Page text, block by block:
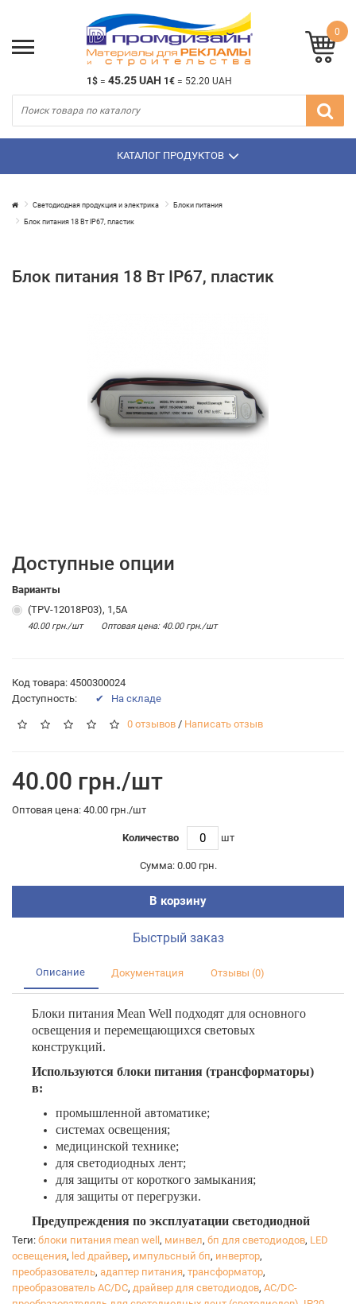
1$ = 45.25 UAH 1€ = 52.20 UAH
0
КАТАЛОГ ПРОДУКТОВ
Светодиодная продукция и электрика Блоки питания
Блок питания 18 Вт IP67, пластик
Блок питания 18 Вт IP67, пластик
Доступные опции
Варианты
(TPV-12018P03), 1,5A
40.00 грн./шт Оптовая цена: 40.00 грн./шт
Код товара: 4500300024
Доступность:
✔ На складе
0 отзывов / Написать отзыв
40.00 грн./шт
Оптовая цена: 40.00 грн./шт
Количество шт
Сумма: 0.00 грн.
В корзину
Быстрый заказ
Описание Документация Отзывы (0)
Блоки питания Mean Well подходят для основного
освещения и перемещающихся световых
конструкций.
Используются блоки питания (трансформаторы)
в:
промышленной автоматике;
системах освещения;
медицинской технике;
для светодиодных лент;
для защиты от короткого замыкания;
для защиты от перегрузки.
Предупреждения по эксплуатации светодиодной
продукции:
1. Не допускать механических повреждений.
2. Правильно оценивать технические возможности
светодиодов при решении конструкторских задач.
Теги: блоки питания mean well, минвел, бп для светодиодов, LED
освещения, led драйвер, импульсный бп, инвертор,
преобразователь, адаптер питания, трансформатор,
преобразователь AC/DC, драйвер для светодиодов, AC/DC-